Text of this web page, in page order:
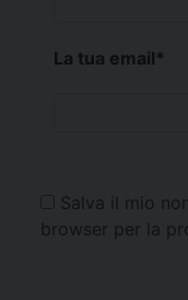
La tua email*
Salva il mio
browser per la